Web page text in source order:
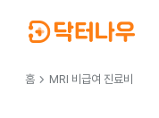
홈 chevron_right MRI 비급여 진료비